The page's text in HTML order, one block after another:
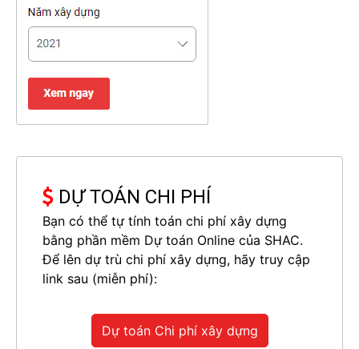
DỰ TOÁN CHI PHÍ
Bạn có thể tự tính toán chi phí xây dựng
bằng phần mềm Dự toán Online của SHAC.
Để lên dự trù chi phí xây dựng, hãy truy cập
link sau (miễn phí):
Dự toán Chi phí xây dựng